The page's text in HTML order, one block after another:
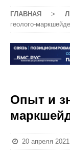
ГЛАВНАЯ >
геолого-
Опыт и
20 апреля 2021